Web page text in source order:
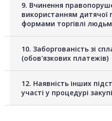
9. Вчинення
використанням дитячої
формами торгівлі
10. Заборгованість зі
(обов'язкових платежів)
12. Наявність інших
участі у процедурі